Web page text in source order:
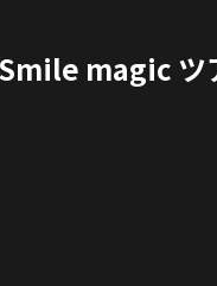
magic ツ